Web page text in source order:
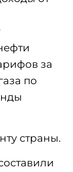
за
по
страны.